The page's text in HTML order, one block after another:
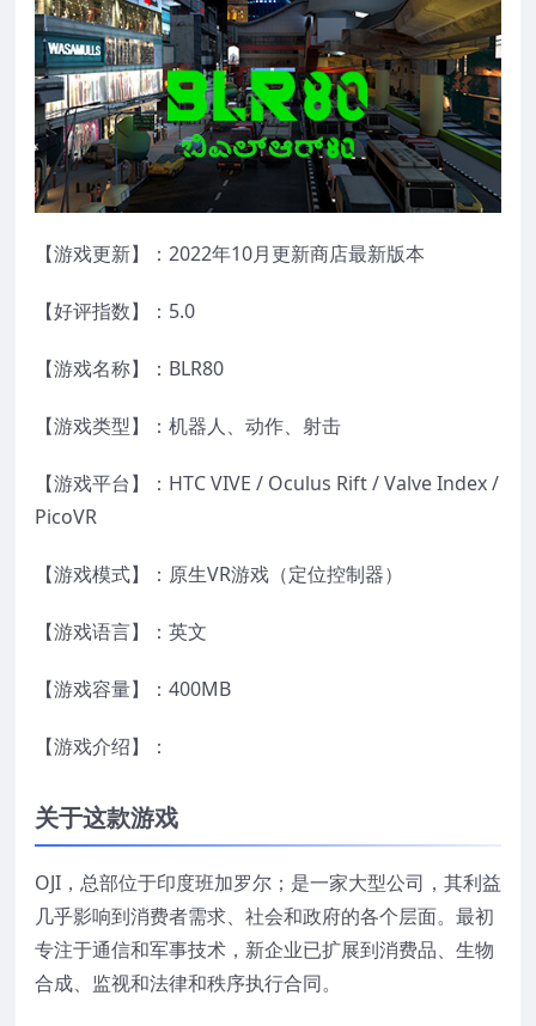
【游戏更新】：2022年10月更新商店最新版本
【好评指数】：5.0
【游戏名称】：BLR80
【游戏类型】：机器人、动作、射击
【游戏平台】：HTC VIVE / Oculus Rift / Valve Index /
PicoVR
【游戏模式】：原生VR游戏（定位控制器）
【游戏语言】：英文
【游戏容量】：400MB
【游戏介绍】：
关于这款游戏
OJI，总部位于印度班加罗尔；是一家大型公司，其利益
几乎影响到消费者需求、社会和政府的各个层面。最初
专注于通信和军事技术，新企业已扩展到消费品、生物
合成、监视和法律和秩序执行合同。